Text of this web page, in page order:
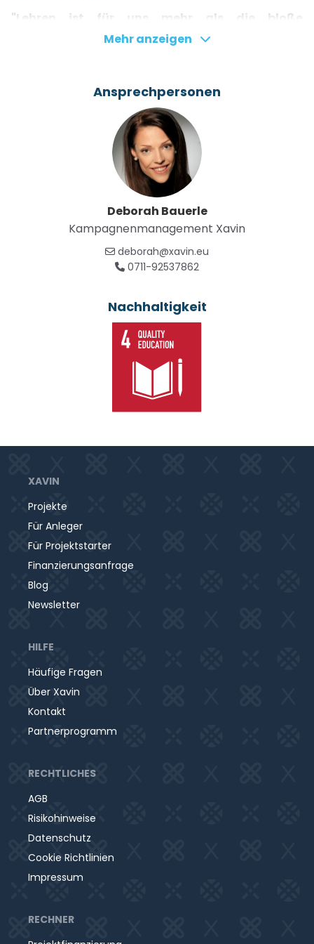
"Lehren ist für uns mehr als die bloße
Vermittlung von Wissen. Für uns steht die
Die Freie Montessorischule Sonnenschein bietet
individuelle und selbstbestimmte Lehre in Mendig,
Koblenz. Hier werden ca. 100 Schülerinnen und
Schüler durch individuelle Bildung mit pädagogischen
Schwerpunkt gefördert. Mit dem Wechsel des
Standorts der bestehenden Grundschule und der
Neugründung einer Realschule Plus, schlägt die
Schule ein neues Kapitel in ihrer Schulgeschichte
bieten, errichtet die Montessorischule Sonnenschein
eine moderne Containeranlage mit insgesamt 60
Klassenräume, eine helle Mensa für gemeinsames
Essen und Bewegung sowie Zusatzräume für
Projekt?
Damit der Betrieb reibungslos starten kann, waren
Mehr anzeigen
Ansprechpersonen
Deborah Bauerle
Kampagnenmanagement Xavin
deborah@xavin.eu
0711-92537862
Nachhaltigkeit
XAVIN
Projekte
Für Anleger
Für Projektstarter
Finanzierungsanfrage
Blog
Newsletter
HILFE
Häufige Fragen
Über Xavin
Kontakt
Partnerprogramm
RECHTLICHES
AGB
Risikohinweise
Datenschutz
Cookie Richtlinien
Impressum
RECHNER